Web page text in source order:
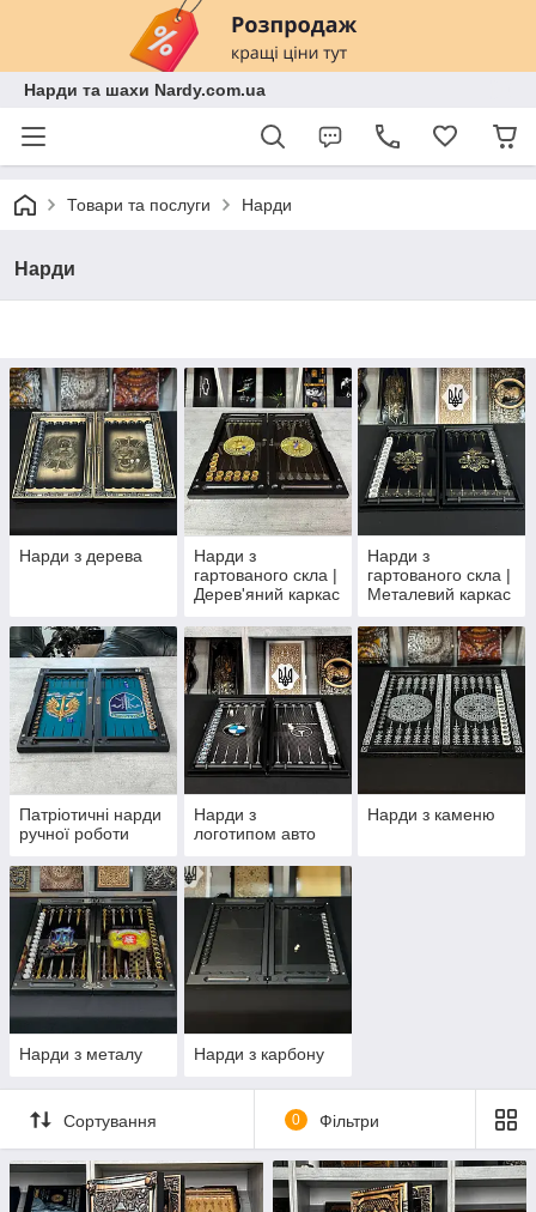
Нарди та шахи Nardy.com.ua
Товари та послуги Нарди
Нарди
Нарди з дерева
Нарди з
гартованого скла |
Дерев'яний каркас
Нарди з
гартованого скла |
Металевий каркас
Патріотичні нарди
ручної роботи
Нарди з
логотипом авто
Нарди з каменю
Нарди з металу Нарди з карбону
Сортування 0 Фільтри